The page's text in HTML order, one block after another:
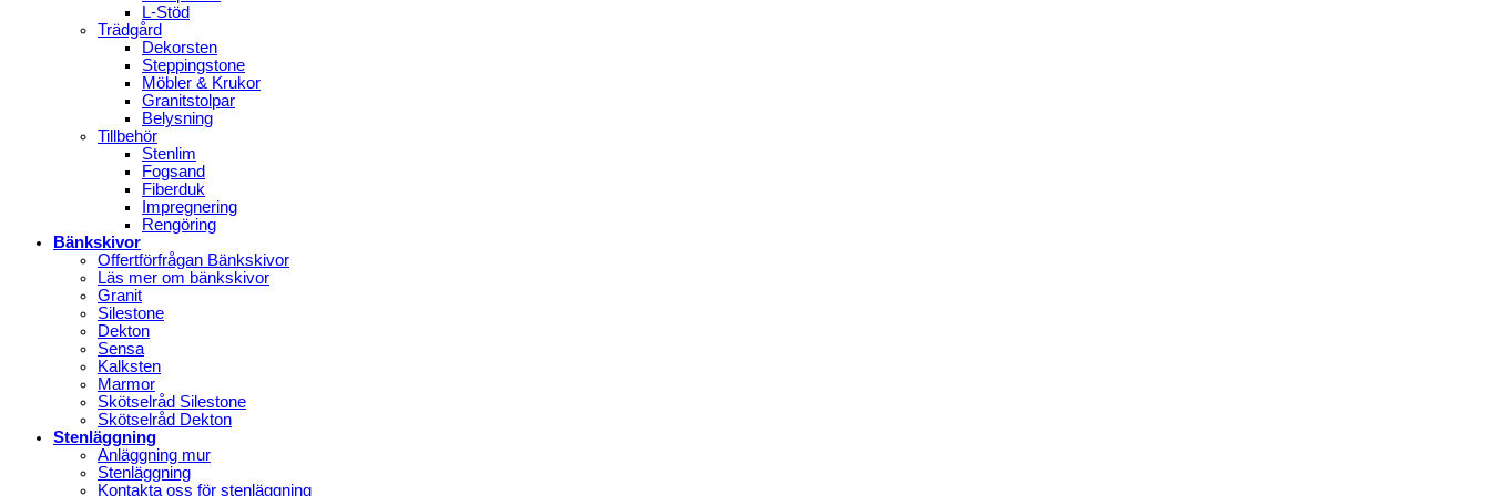
L-Stöd
Trädgård
Dekorsten
Steppingstone
Möbler & Krukor
Granitstolpar
Belysning
Tillbehör
Stenlim
Fogsand
Fiberduk
Impregnering
Rengöring
Bänkskivor
Offertförfrågan Bänkskivor
Läs mer om bänkskivor
Granit
Silestone
Dekton
Sensa
Kalksten
Marmor
Skötselråd Silestone
Skötselråd Dekton
Stenläggning
Anläggning mur
Stenläggning
Kontakta oss för stenläggning